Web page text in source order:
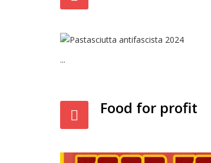
...
Food for profit